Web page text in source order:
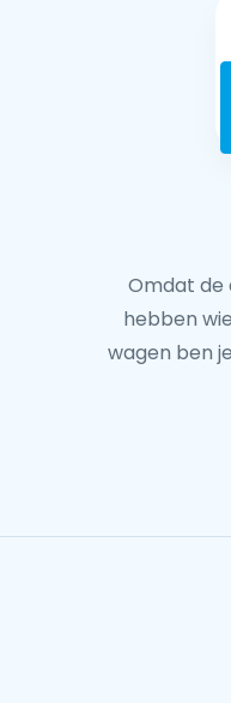
Omdat de
hebben
wagen ben